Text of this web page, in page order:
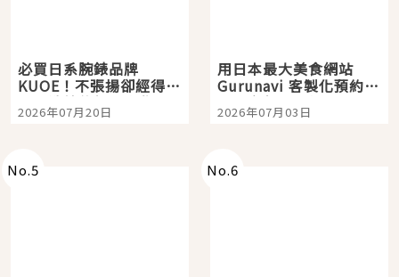
必買日系腕錶品牌
KUOE！不張揚卻經得起
時間洗鍊的經典之作五
選
2026年07月20日
用日本最大美食網站
Gurunavi 客製化預約九
大都市餐廳，打造專屬
美食體驗！
2026年07月03日
No.5 No.6